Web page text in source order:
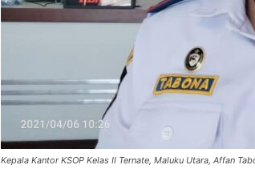
Kepala Kantor KSOP Kelas II Ternate, Maluku Utara, Affan